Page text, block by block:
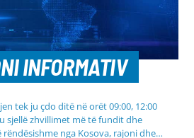
INFORMATIV
tek ju çdo ditë në orët 09:00, 12:00
sjellë zhvillimet më të fundit dhe
nga Kosova, rajoni dhe